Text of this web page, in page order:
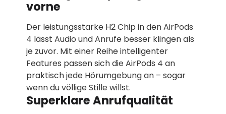
vorne
Der leistungs­starke H2 Chip in den AirPods
4 lässt Audio und Anrufe besser klingen als
je zuvor. Mit einer Reihe intelligenter
Features passen sich die AirPods 4 an
praktisch jede Hörumgebung an – sogar
wenn du völlige Stille willst.
Superklare Anrufqualität